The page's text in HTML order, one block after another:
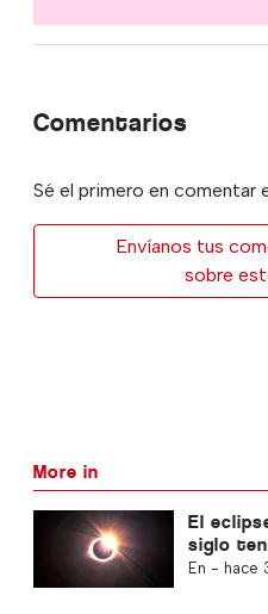
Comentarios
Sé el primero en comentar
Envíanos tus
sobre
More in
El
siglo
En - hace